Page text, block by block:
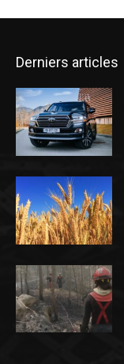
Derniers articles